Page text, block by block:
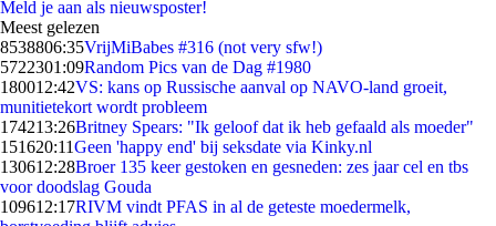
Meld je aan als nieuwsposter!
Meest gelezen
8538806:35VrijMiBabes #316 (not very sfw!)
5722301:09Random Pics van de Dag #1980
180012:42VS: kans op Russische aanval op NAVO-land groeit,
munitietekort wordt probleem
174213:26Britney Spears: "Ik geloof dat ik heb gefaald als moeder"
151620:11Geen 'happy end' bij seksdate via Kinky.nl
130612:28Broer 135 keer gestoken en gesneden: zes jaar cel en tbs
voor doodslag Gouda
109612:17RIVM vindt PFAS in al de geteste moedermelk,